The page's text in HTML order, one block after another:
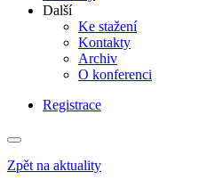
Další
Ke stažení
Kontakty
Archiv
O konferenci
Registrace
Zpět na aktuality